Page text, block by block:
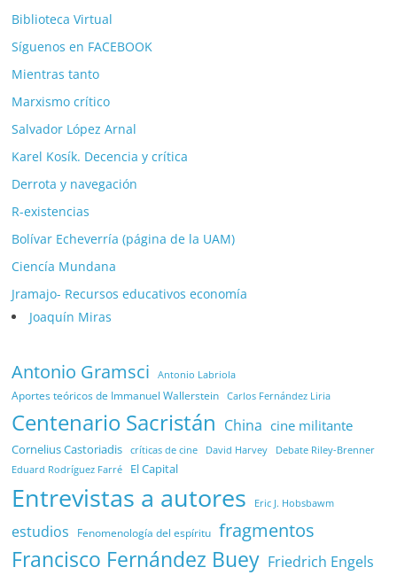
Biblioteca Virtual
Síguenos en FACEBOOK
Mientras tanto
Marxismo crítico
Salvador López Arnal
Karel Kosík. Decencia y crítica
Derrota y navegación
R-existencias
Bolívar Echeverría (página de la UAM)
Ciencía Mundana
Jramajo- Recursos educativos economía
Joaquín Miras
Antonio Gramsci Antonio Labriola
Aportes teóricos de Immanuel Wallerstein Carlos Fernández Liria
Centenario Sacristán China cine militante
Cornelius Castoriadis críticas de cine David Harvey Debate Riley-Brenner
Eduard Rodríguez Farré El Capital
Entrevistas a autores Eric J. Hobsbawm
estudios Fenomenología del espíritu fragmentos
Francisco Fernández Buey Friedrich Engels